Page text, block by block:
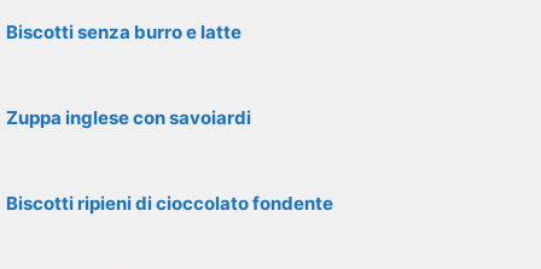
Biscotti senza burro e latte
Zuppa inglese con savoiardi
Biscotti ripieni di cioccolato fondente